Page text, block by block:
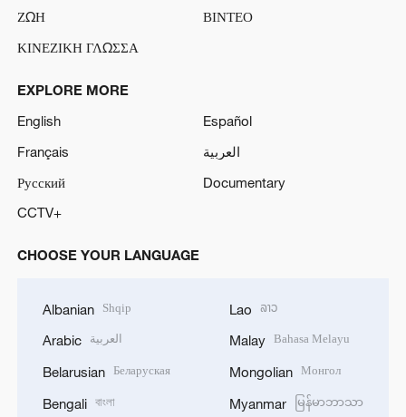
ΖΩΗ
ΒΙΝΤΕΟ
ΚΙΝΕΖΙΚΗ ΓΛΩΣΣΑ
EXPLORE MORE
English
Español
Français
العربية
Русский
Documentary
CCTV+
CHOOSE YOUR LANGUAGE
Albanian Shqip
Arabic العربية
Belarusian Беларуская
Bengali বাংলা
Lao ລາວ
Malay Bahasa Melayu
Mongolian Монгол
Myanmar မြန်မာဘာသာ